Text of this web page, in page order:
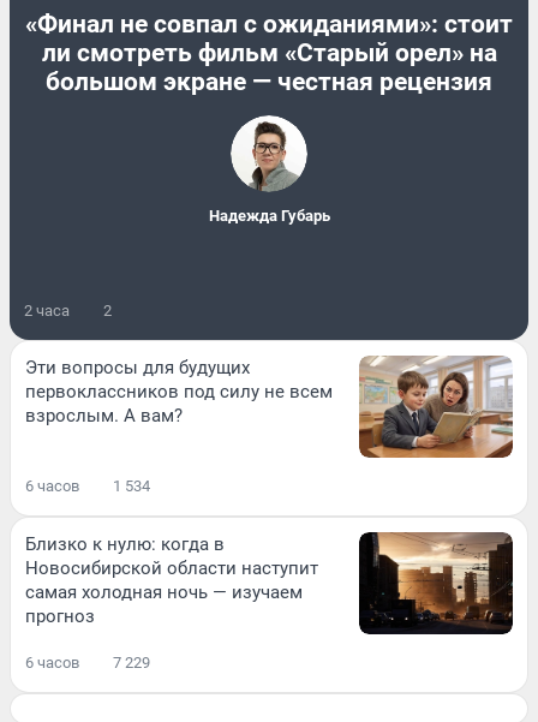
«Финал не совпал с ожиданиями»: стоит
ли смотреть фильм «Старый орел» на
большом экране — честная рецензия
Надежда Губарь
2 часа 2
Эти вопросы для будущих
первоклассников под силу не всем
взрослым. А вам?
6 часов 1 534
Близко к нулю: когда в
Новосибирской области наступит
самая холодная ночь — изучаем
прогноз
6 часов 7 229